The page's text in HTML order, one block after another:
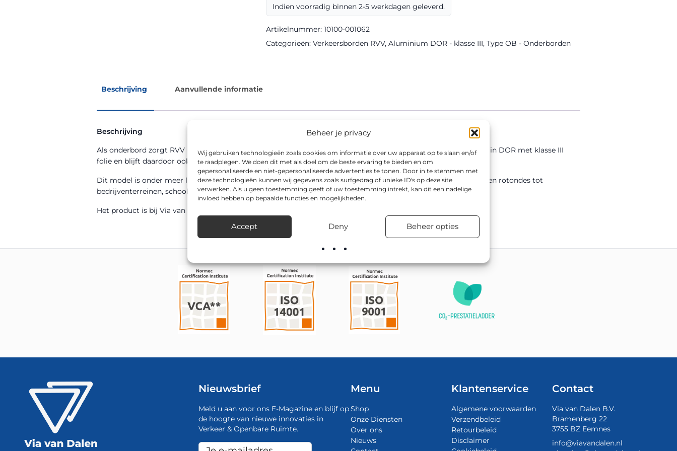
Beheer je privacy
Wij gebruiken technologieën zoals cookies om informatie over uw apparaat op te slaan en/of
te raadplegen. We doen dit met als doel om de beste ervaring te bieden en om
gepersonaliseerde en niet-gepersonaliseerde advertenties te tonen. Door in te stemmen met
deze technologieën kunnen wij gegevens zoals surfgedrag of unieke ID's op deze site
verwerken. Als u geen toestemming geeft of uw toestemming intrekt, kan dit een nadelige
invloed hebben op bepaalde functies en mogelijkheden.
Accept Deny Beheer opties
aantal
Indien voorradig binnen 2-5 werkdagen geleverd.
Artikelnummer: 10100-001062
Categorieën: Verkeersborden RVV, Aluminium DOR - klasse III, Type OB - Onderborden
Beschrijving Aanvullende informatie
Beschrijving
Als onderbord zorgt RVV model OB08 voor heldere communicatie naar weggebruikers. Het bord is uitgevoerd in DOR met klasse III
folie en blijft daardoor ook ’s avonds goed afleesbaar.
Dit model is onder meer leverbaar in de afmeting 450x200mm. Toepassingen variëren van doorgaande wegen en rotondes tot
bedrijventerreinen, schoolzones en woonwijken.
Het product is bij Via van Dalen uit voorraad leverbaar, inclusief advies over de juiste bevestigingsmaterialen.
Nieuwsbrief
Meld u aan voor ons E-Magazine en blijf op
de hoogte van nieuwe innovaties in
Verkeer & Openbare Ruimte.
Menu
Shop
Onze Diensten
Over ons
Nieuws
Klantenservice
Algemene voorwaarden
Verzendbeleid
Retourbeleid
Disclaimer
Contact
Via van Dalen B.V.
Bramenberg 22
3755 BZ Eemnes
info@viavandalen.nl